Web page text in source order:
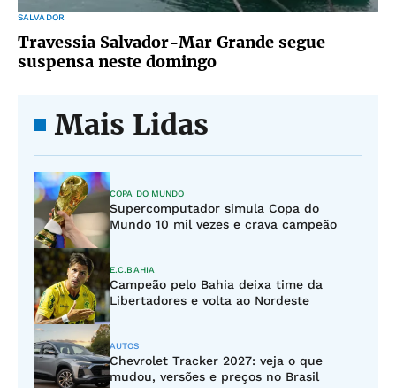
SALVADOR
Travessia Salvador-Mar Grande segue
suspensa neste domingo
Mais Lidas
COPA DO MUNDO
Supercomputador simula Copa do
Mundo 10 mil vezes e crava campeão
E.C.BAHIA
Campeão pelo Bahia deixa time da
Libertadores e volta ao Nordeste
AUTOS
Chevrolet Tracker 2027: veja o que
mudou, versões e preços no Brasil